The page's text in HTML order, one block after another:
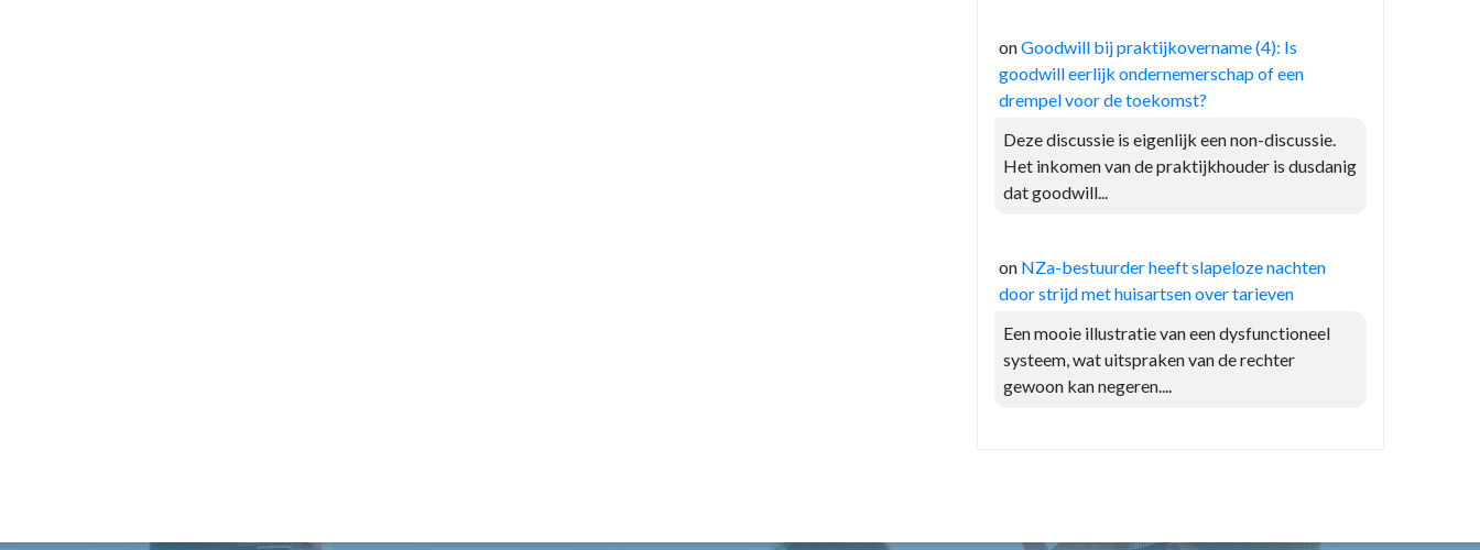
onGoodwill bij praktijkovername (4): Is
goodwill eerlijk ondernemerschap of een
drempel voor de toekomst?
Deze discussie is eigenlijk een non-discussie.
Het inkomen van de praktijkhouder is dusdanig
dat goodwill...
on NZa-bestuurder heeft slapeloze nachten
door strijd met huisartsen over tarieven
Een mooie illustratie van een dysfunctioneel
systeem, wat uitspraken van de rechter
gewoon kan negeren....